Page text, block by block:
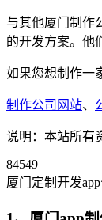
与其他厦门制作
的开发方案。他
如果您想制作一
制作公司网站、
说明：本站所有
84549
厦门定制开发app